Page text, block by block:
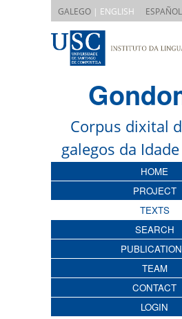
GALEGO | ENGLISH ESPAÑOL
Corpus dixital
galegos da
HOME
PROJECT
TEXTS
SEARCH
TEAM
CONTACT
LOGIN